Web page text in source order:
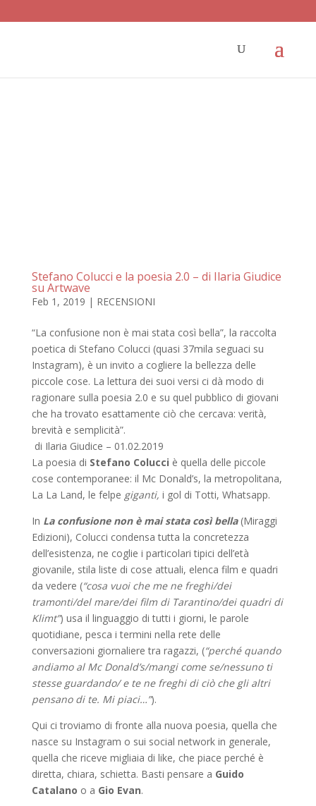
Stefano Colucci e la poesia 2.0 – di Ilaria Giudice
su Artwave
Feb 1, 2019 | RECENSIONI
“La confusione non è mai stata così bella”, la raccolta
poetica di Stefano Colucci (quasi 37mila seguaci su
Instagram), è un invito a cogliere la bellezza delle
piccole cose. La lettura dei suoi versi ci dà modo di
ragionare sulla poesia 2.0 e su quel pubblico di giovani
che ha trovato esattamente ciò che cercava: verità,
brevità e semplicità”.
di Ilaria Giudice – 01.02.2019
La poesia di Stefano Colucci è quella delle piccole
cose contemporanee: il Mc Donald’s, la metropolitana,
La La Land, le felpe giganti, i gol di Totti, Whatsapp.
In La confusione non è mai stata cosìbella(Miraggi
Edizioni), Colucci condensa tutta la concretezza
dell’esistenza, ne coglie i particolari tipici dell’età
giovanile, stila liste di cose attuali, elenca film e quadri
da vedere (“cosa vuoi che me ne freghi/dei
tramonti/del mare/dei film di Tarantino/dei quadri di
Klimt”) usa il linguaggio di tutti i giorni, le parole
quotidiane, pesca i termini nella rete delle
conversazioni giornaliere tra ragazzi, (“perché quando
andiamo al Mc Donald’s/mangi come se/nessuno ti
stesse guardando/ e te ne freghi di ciò che gli altri
pensano di te. Mi piaci…”).
Qui ci troviamo di fronte alla nuova poesia, quella che
nasce su Instagram o sui social network in generale,
quella che riceve migliaia di like, che piace perché è
diretta, chiara, schietta. Basti pensare a Guido
Catalano o a Gio Evan.